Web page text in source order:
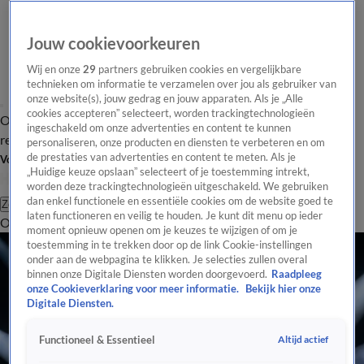
Overzicht Laatste nieuws Regionieuws Het beste van Hart
Tip de
redactie
Volg Hart van Nederland
Zoeken
OverzichtRegioUitzendingenWeerTip de redactiePanelVideo's
Jouw cookievoorkeuren
Wij en onze29 partners gebruiken cookies en vergelijkbare
technieken om informatie te verzamelen over jou als gebruiker van
onze website(s), jouw gedrag en jouw apparaten. Als je „Alle
cookies accepteren” selecteert, worden trackingtechnologieën
ingeschakeld om onze advertenties en content te kunnen
personaliseren, onze producten en diensten te verbeteren en om
de prestaties van advertenties en content te meten. Als je
„Huidige keuze opslaan” selecteert of je toestemming intrekt,
worden deze trackingtechnologieën uitgeschakeld. We gebruiken
dan enkel functionele en essentiële cookies om de website goed te
laten functioneren en veilig te houden. Je kunt dit menu op ieder
moment opnieuw openen om je keuzes te wijzigen of om je
toestemming in te trekken door op de link Cookie-instellingen
onder aan de webpagina te klikken. Je selecties zullen overal
binnen onze Digitale Diensten worden doorgevoerd. Raadpleeg
onze Cookieverklaring voor meer informatie.
Bekijk hier onze
Digitale Diensten.
Functioneel & Essentieel Altijd actief